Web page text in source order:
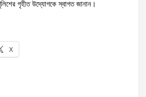
গৃহীত উদ্যোগকে স্বাগত জানান।
X